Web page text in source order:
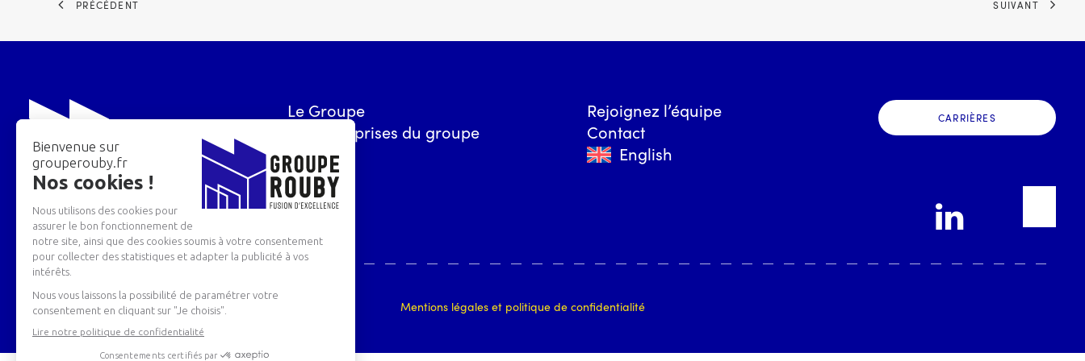
PRÉCÉDENT SUIVANT
Le Groupe
Les entreprises du groupe
Rejoignez l’équipe
Contact
English
CARRIÈRES
Groupe Rouby – Tous droits réservés
Conception et réalisation web : agence digitale
Mentions légales et politique de confidentialité